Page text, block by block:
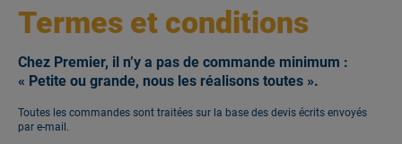
Termes et conditions
Chez Premier, il n’y a pas de commande minimum :
« Petite ou grande, nous les réalisons toutes ».
Toutes les commandes sont traitées sur la base des devis écrits envoyés
par e-mail.